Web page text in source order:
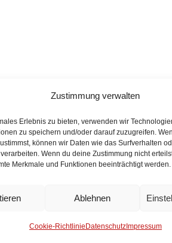
Zustimmung verwalten
Erlebnis zu bieten, verwenden wir
zu speichern und/oder darauf zuzugreifen.
können wir Daten wie das Surfverhalten
Wenn du deine Zustimmung nicht
Merkmale und Funktionen beeinträchtigt werden.
Ablehnen
Cookie-Richtlinie DatenschutzImpressum
Anmelden